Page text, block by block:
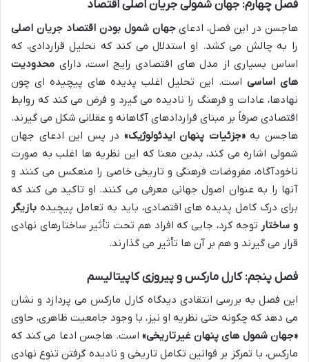
فصل چهارم: جهان شمولی جریان اصلی اقتصاد
هاجسن در این فصل، ادعایجهان شمول بودن اقتصاد جریان اصلی
را به چالش می کشد. او استدلال می کند که تحلیل قراردادی، که
اساس بسیاری از مدل های اقتصادی رایج است، دارای محدودیت
های اساسی است. این تحلیل اغلب پدیده های پیچیده ای چون
نهادها، عادات و فرهنگ را نادیده می گیرد و فرض می کند که روابط
اقتصادی صرفاً بر مبنای قراردادهای آگاهانه و عقلانی شکل می گیرند.
هاجسن به«جزئیات پنهان ایدئولوژیک» در پس این ادعای جهان
شمولی اشاره می کند، بدین معنا که این نظریه ها اغلب به صورت
ناخودآگاه، مفروضات فرهنگی و تاریخی خاصی را منعکس می کنند و
آنها را به عنوان اصول جهانی معرفی می کنند. او تاکید می کند که
برای درک کامل پدیده های اقتصادی، باید به تعامل پیچیده بازیگر
و ساختار توجه کرد، جایی که افراد هم تحت تأثیر ساختارهای نهادی
قرار می گیرند و هم بر آن ها تأثیر می گذارند.
فصل پنجم: کارل مارکس و پیروزی کاپیتالیسم
این فصل به بررسی انتقادی دیدگاه کارل مارکس می پردازد و نشان
می دهد که چگونه حتی نظریه او نیز، با وجود جامعیت ظاهری، حاوی
«جهان شمول های پنهان غیرتاریخی» است. هاجسن ادعا می کند که
مارکس، با تمرکز بر قوانین تکامل تاریخی و نادیده گرفتن تنوع نهادی